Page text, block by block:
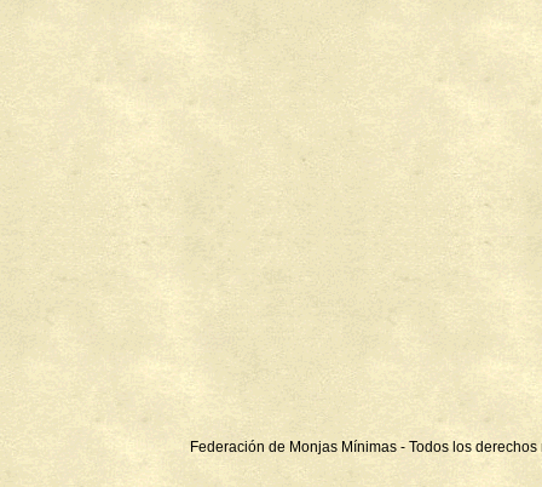
Federación de Monjas Mínimas - Todos los